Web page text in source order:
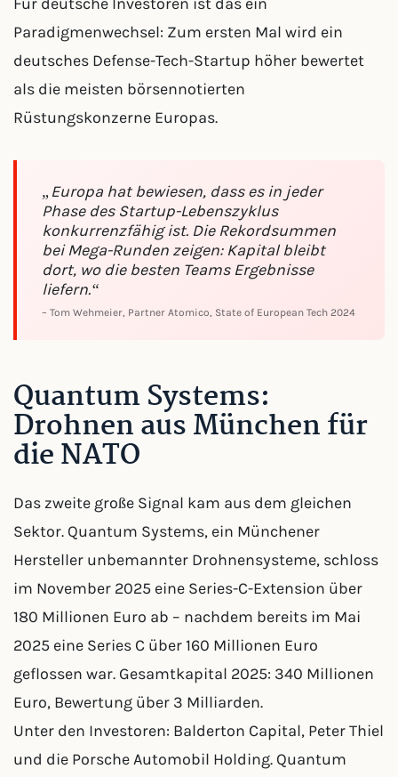
Paradigmenwechsel: Zum ersten Mal wird ein
deutsches Defense-Tech-Startup höher bewertet
als die meisten börsennotierten
Rüstungskonzerne Europas.
„Europa hat bewiesen, dass es in jeder
Phase des Startup-Lebenszyklus
konkurrenzfähig ist. Die Rekordsummen
bei Mega-Runden zeigen: Kapital bleibt
dort, wo die besten Teams Ergebnisse
liefern.“
– Tom Wehmeier, Partner Atomico, State of European Tech 2024
Quantum Systems:
Drohnen aus München für
die NATO
Das zweite große Signal kam aus dem gleichen
Sektor. Quantum Systems, ein Münchener
Hersteller unbemannter Drohnensysteme, schloss
im November 2025 eine Series-C-Extension über
180 Millionen Euro ab – nachdem bereits im Mai
2025 eine Series C über 160 Millionen Euro
geflossen war. Gesamtkapital 2025: 340 Millionen
Euro, Bewertung über 3 Milliarden.
Unter den Investoren: Balderton Capital, Peter Thiel
und die Porsche Automobil Holding. Quantum